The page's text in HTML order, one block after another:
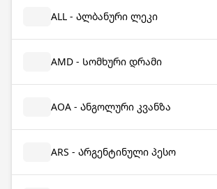
ALL - Ალბანური ლეკი
AMD - Სომხური დრამი
AOA - Ანგოლური კვანზა
ARS - Არგენტინული პესო